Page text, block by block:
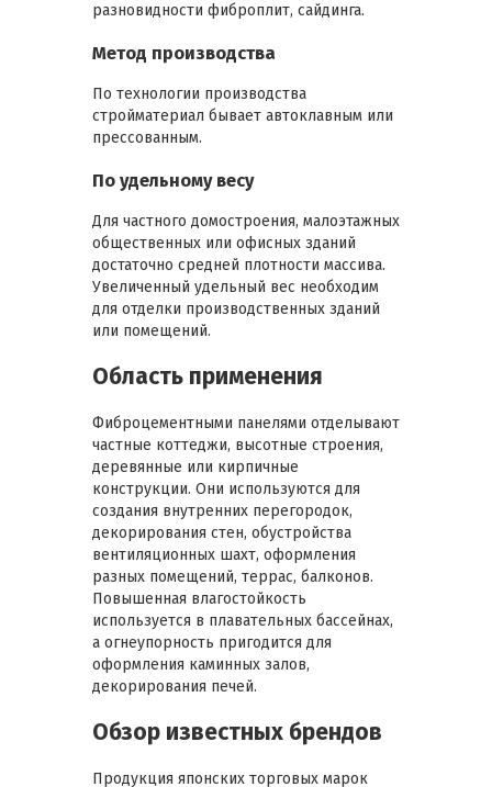
разновидности фиброплит, сайдинга.
Метод производства
По технологии производства
стройматериал бывает автоклавным или
прессованным.
По удельному весу
Для частного домостроения, малоэтажных
общественных или офисных зданий
достаточно средней плотности массива.
Увеличенный удельный вес необходим
для отделки производственных зданий
или помещений.
Область применения
Фиброцементными панелями отделывают
частные коттеджи, высотные строения,
деревянные или кирпичные
конструкции. Они используются для
создания внутренних перегородок,
декорирования стен, обустройства
вентиляционных шахт, оформления
разных помещений, террас, балконов.
Повышенная влагостойкость
используется в плавательных бассейнах,
а огнеупорность пригодится для
оформления каминных залов,
декорирования печей.
Обзор известных брендов
Продукция японских торговых марок